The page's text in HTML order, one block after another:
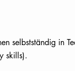
selbstständig in
skills).